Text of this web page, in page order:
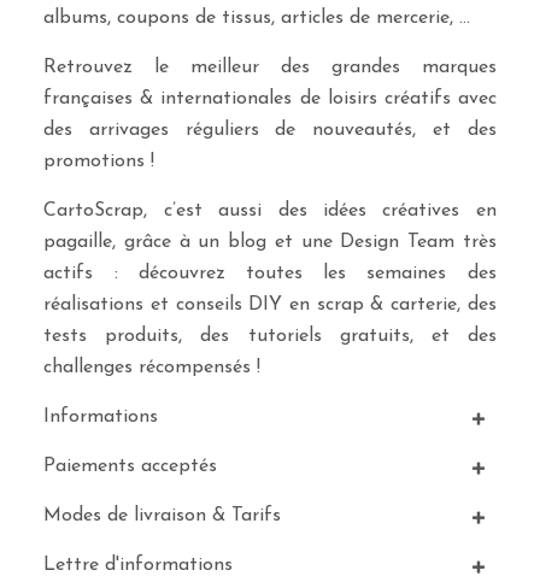
albums, coupons de tissus, articles de mercerie, …
Retrouvez le meilleur des grandes marques
françaises & internationales de loisirs créatifs avec
des arrivages réguliers de nouveautés, et des
promotions !
CartoScrap, c’est aussi des idées créatives en
pagaille, grâce à un blog et une Design Team très
actifs : découvrez toutes les semaines des
réalisations et conseils DIY en scrap & carterie, des
tests produits, des tutoriels gratuits, et des
challenges récompensés !
Informations
Paiements acceptés
Modes de livraison & Tarifs
Lettre d'informations